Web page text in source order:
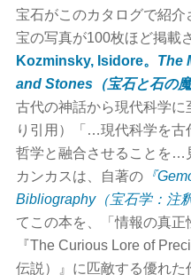
宝石がこのカタログで紹
宝の写真が100枚ほど掲載
Kozminsky, Isidore。 The
and Stones（宝石と石の魔
古代の神話から現代科学に
り引用）「…現代科学を古
哲学と融合させることを…
カンカスは、自著の 『
Bibliography（宝石学：注
てこの本を、「情報の真
『The Curious Lore of
伝説）』に匹敵する優れた